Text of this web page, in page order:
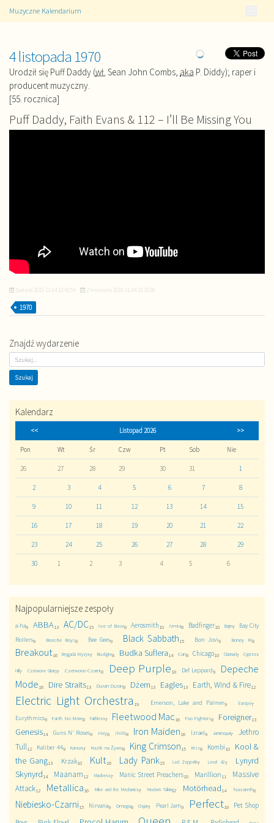
Muzyczne Kalendarium
4 listopada 1970
Urodził się Puff Daddy (wł. Sean John Combs, aka P. Diddy); raper i
producent muzyczny.
[55. rocznica]
Puff Daddy, Faith Evans & 112 – I’ll Be Missing You
Dodano 2015-11-04 12:41:54 Zmieniono 2019-11-04 15:35:09
1970
Znajdź wydarzenie
Kalendarz
<< Listopad 2026 >>
Pon Wt Śr Czw Pt Sob Nie
26 27 28 29 30 31 1
2 3 4 5 6 7 8
9 10 11 12 13 14 15
16 17 18 19 20 21 22
23 24 25 26 27 28 29
30 1 2 3 4 5 6
Najpopularniejsze zespoły
a-ha9 ABBA13 AC/DC15 Ace of Base8 Aerosmith 10 Armia8 Badfinger10 Bajm7
Bay City
Rollers9 Beastie Boys8 Bee Gees9 Black Sabbath 15 Bon Jovi9 Boney M8
Breakout16 Brygada Kryzys7 Budgie8 Budka Suflera 14 Can8 Chicago10 Clannad7 Cypress
Hill7 Czerwone Gitary7 Czerwono-Czarni8 Deep Purple 18 Def Leppard9
Depeche
Mode 16 Dire Straits13 Duran Duran8 Dżem 13 Eagles13 Earth, Wind & Fire12
Electric Light Orchestra 19 Emerson, Lake and Palmer9 Europe7
Eurythmics9 Faith No More8 Faithless7 Fleetwood Mac 16 Foo Fighters8 Foreigner13
Genesis14 Guns N' Roses9 Hey8 INXS8 Iron Maiden 16 Izrael9 Jamiroquai7
Jethro
Tull12 Kaliber 449 Kansas7 Kazik na Żywo8 King Crimson 15 Kiss8 Kombi 10
Kool &
the Gang13 Krzak10 Kult16 Lady Pank15 Led Zeppelin7 Level 427
Lynyrd
Skynyrd 14 Maanam 12 Madness7 Manic Street Preachers10 Marillion 11
Massive
Attack12 Metallica 16 Mike and the Mechanics7 Modern Talking7 Motörhead 14 Nazareth8
Niebiesko-Czarni15 Nirvana9 Omega8 Osjan7 Pearl Jam9 Perfect18
Pet Shop